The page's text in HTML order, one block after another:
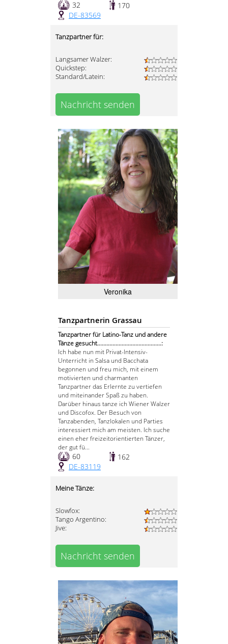
32
170
DE-83569
Tanzpartner für:
Langsamer Walzer:
Quickstep:
Standard/Latein:
Nachricht senden
Veronika
Tanzpartnerin Grassau
Tanzpartner für Latino-Tanz und andere
Tänze gesucht..........................................:
Ich habe nun mit Privat-Intensiv-
Unterricht in Salsa und Bacchata
begonnen und freu mich, mit einem
motivierten und charmanten
Tanzpartner das Erlernte zu vertiefen
und miteinander Spaß zu haben.
Darüber hinaus tanze ich Wiener Walzer
und Discofox. Der Besuch von
Tanzabenden, Tanzlokalen und Parties
interessiert mich am meisten. Ich suche
einen eher freizeitorientierten Tänzer,
der gut fü...
60
162
DE-83119
Meine Tänze:
Slowfox:
Tango Argentino:
Jive:
Nachricht senden